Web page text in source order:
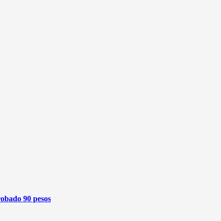
90 pesos